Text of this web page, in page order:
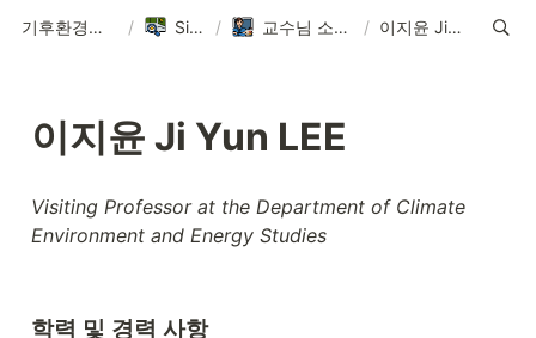
기후환경에너지학과 / Sitemap / 교수님 소개 ∙ Faculty / 이지윤 Ji Yun LEE
이지윤 Ji Yun LEE
Visiting Professor at the Department of Climate
Environment and Energy Studies
학력 및 경력 사항